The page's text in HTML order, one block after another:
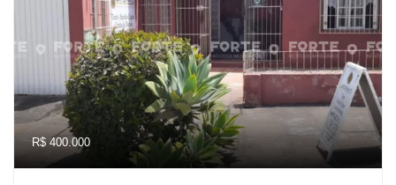
R$ 400.000